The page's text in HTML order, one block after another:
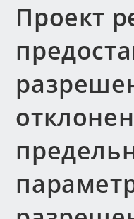
Проект